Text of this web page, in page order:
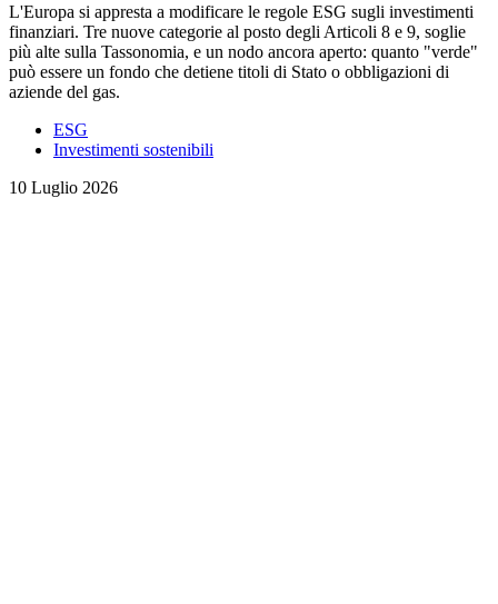
L'Europa si appresta a modificare le regole ESG sugli investimenti
finanziari. Tre nuove categorie al posto degli Articoli 8 e 9, soglie
più alte sulla Tassonomia, e un nodo ancora aperto: quanto "verde"
può essere un fondo che detiene titoli di Stato o obbligazioni di
aziende del gas.
ESG
Investimenti sostenibili
10 Luglio 2026